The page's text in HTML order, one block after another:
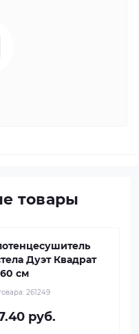
товары
Дуэт Квадрат
см
261249
руб.